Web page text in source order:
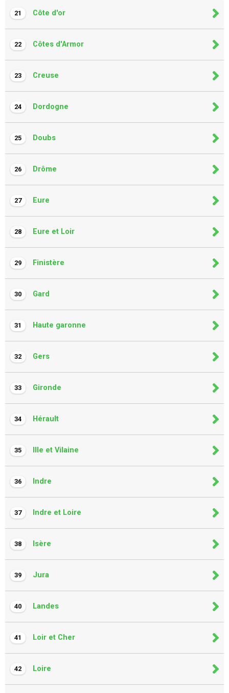
21 Côte d'or
22 Côtes d'Armor
23 Creuse
24 Dordogne
25 Doubs
26 Drôme
27 Eure
28 Eure et Loir
29 Finistère
30 Gard
31 Haute garonne
32 Gers
33 Gironde
34 Hérault
35 Ille et Vilaine
36 Indre
37 Indre et Loire
38 Isère
39 Jura
40 Landes
41 Loir et Cher
42 Loire